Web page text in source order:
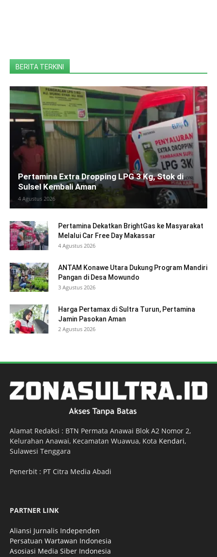
BERITA TERKINI
Pertamina Extra Dropping LPG 3 Kg, Stok di
Sulsel Kembali Aman
4 Agustus 2026
Pertamina Dekatkan BrightGas ke Masyarakat
Melalui Car Free Day Makassar
4 Agustus 2026
ANTAM Konawe Utara Dukung Program Mandiri
Pangan di Desa Mowundo
3 Agustus 2026
Harga Pertamax di Sultra Turun, Pertamina
Jamin Pasokan Aman
2 Agustus 2026
Alamat Redaksi : BTN Permata Anawai Blok A2 Nomor 2,
Kelurahan Anawai, Kecamatan Wuawua, Kota Kendari,
Sulawesi Tenggara
Penerbit : PT Citra Media Abadi
PARTNER LINK
Aliansi Jurnalis Independen
Persatuan Wartawan Indonesia
Asosiasi Media Siber Indonesia